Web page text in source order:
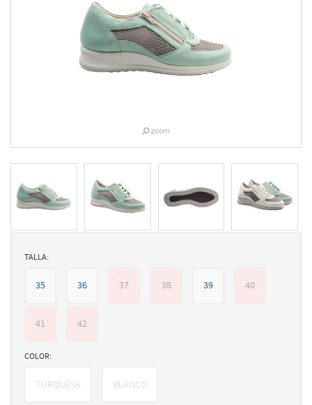
TALLA:
35 36 37 38 39 40
41 42
COLOR:
TURQUESA BLANCO